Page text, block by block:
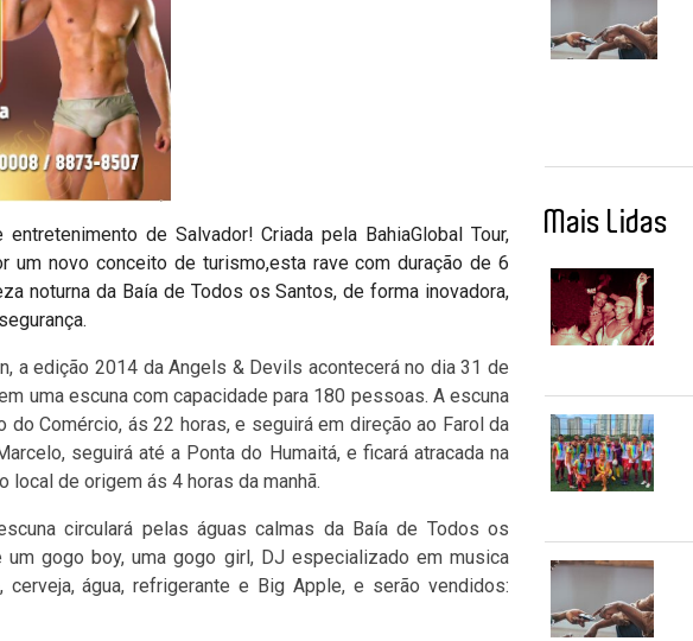
de Salvador! Criada pela BahiaGlobal Tour,
um novo conceito de turismo,esta rave com duração de 6
noturna da Baía de Todos os Santos, de forma inovadora,
a edição 2014 da Angels & Devils acontecerá no dia 31 de
uma escuna com capacidade para 180 pessoas. A escuna
do Comércio, ás 22 horas, e seguirá em direção ao Farol da
seguirá até a Ponta do Humaitá, e ficará atracada na
local de origem ás 4 horas da manhã.
circulará pelas águas calmas da Baía de Todos os
gogo boy, uma gogo girl, DJ especializado em musica
água, refrigerante e Big Apple, e serão vendidos:
Mais Lidas